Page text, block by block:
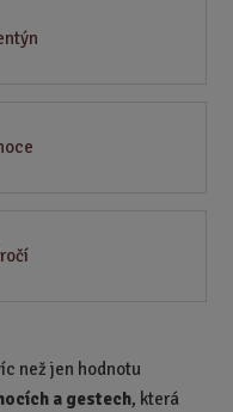
než jen hodnotu
a gestech, která